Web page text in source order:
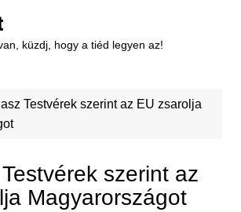
küzdj, hogy a tiéd legyen az!
Testvérek szerint az EU zsarolja
szerint az
Magyarországot